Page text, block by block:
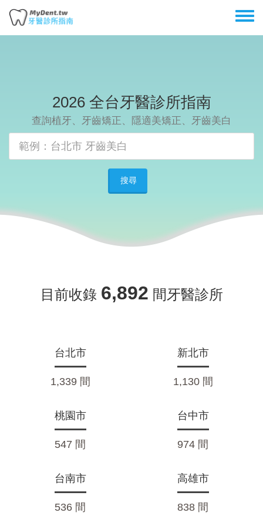
移
2026 全台牙醫診所指南
查詢植牙、牙齒矯正、隱適美矯正、牙齒美白
搜尋
目前收錄 6,892 間牙醫診所
台北市
1,339 間
新北市
1,130 間
桃園市
547 間
台中市
974 間
台南市
536 間
高雄市
838 間